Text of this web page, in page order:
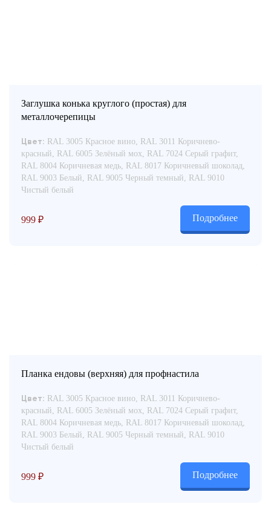
Заглушка конька круглого (простая) для
металлочерепицы
Цвет: RAL 3005 Красное вино, RAL 3011 Коричнево-
красный, RAL 6005 Зелёный мох, RAL 7024 Серый графит,
RAL 8004 Коричневая медь, RAL 8017 Коричневый шоколад,
RAL 9003 Белый, RAL 9005 Черный темный, RAL 9010
Чистый белый
999 ₽ Подробнее
Планка ендовы (верхняя) для профнастила
Цвет: RAL 3005 Красное вино, RAL 3011 Коричнево-
красный, RAL 6005 Зелёный мох, RAL 7024 Серый графит,
RAL 8004 Коричневая медь, RAL 8017 Коричневый шоколад,
RAL 9003 Белый, RAL 9005 Черный темный, RAL 9010
Чистый белый
999 ₽ Подробнее